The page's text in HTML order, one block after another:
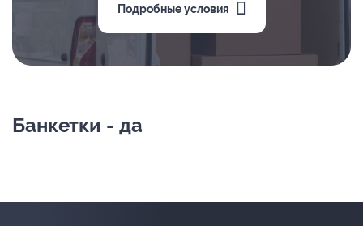
Подробные условия
Банкетки - да